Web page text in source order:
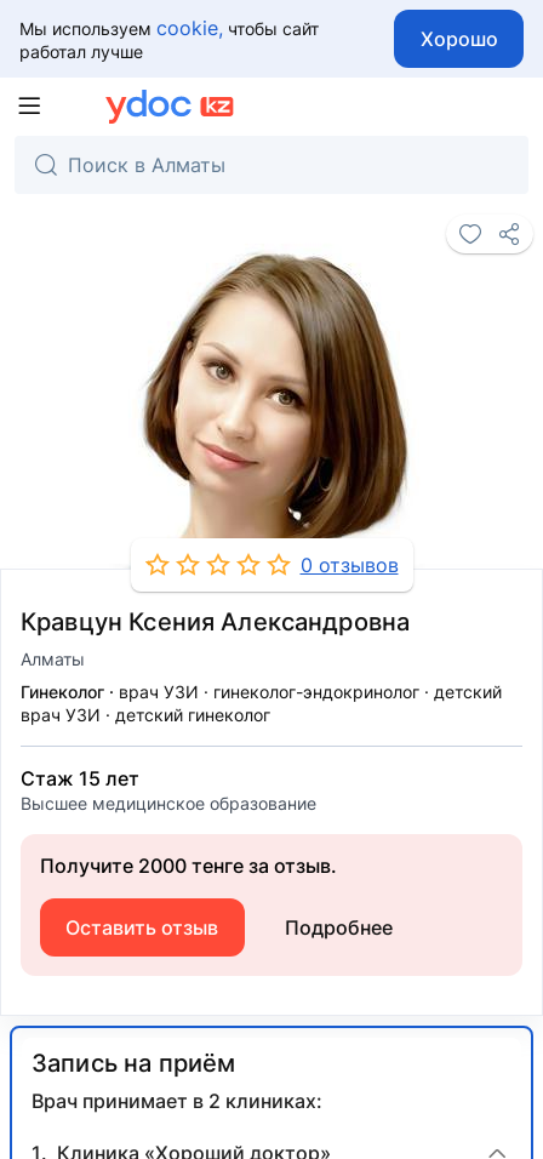
Мы используем cookie, чтобы сайт
работал лучше
Хорошо
0 отзывов
Кравцун Ксения Александровна
Алматы
Гинеколог
врач УЗИ гинеколог-эндокринолог
детский
врач УЗИ
детский гинеколог
Стаж 15 лет
Высшее медицинское образование
Получите 2000 тенге за отзыв.
Оставить отзыв Подробнее
Запись на приём
Врач принимает в 2 клиниках:
Клиника «Хороший доктор»